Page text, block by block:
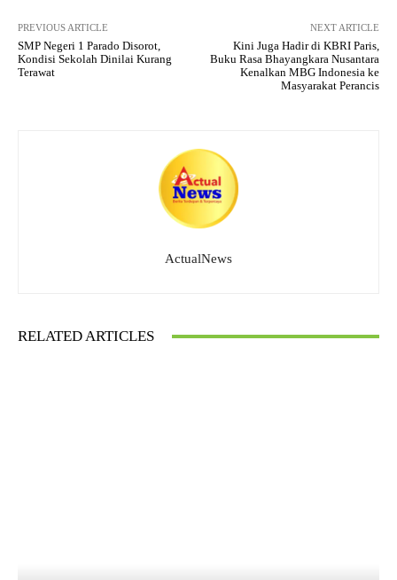
PREVIOUS ARTICLE
SMP Negeri 1 Parado Disorot,
Kondisi Sekolah Dinilai Kurang
Terawat
NEXT ARTICLE
Kini Juga Hadir di KBRI Paris,
Buku Rasa Bhayangkara Nusantara
Kenalkan MBG Indonesia ke
Masyarakat Perancis
ActualNews
RELATED ARTICLES